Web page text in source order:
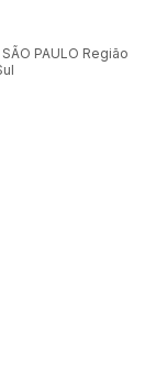
PAULO Região